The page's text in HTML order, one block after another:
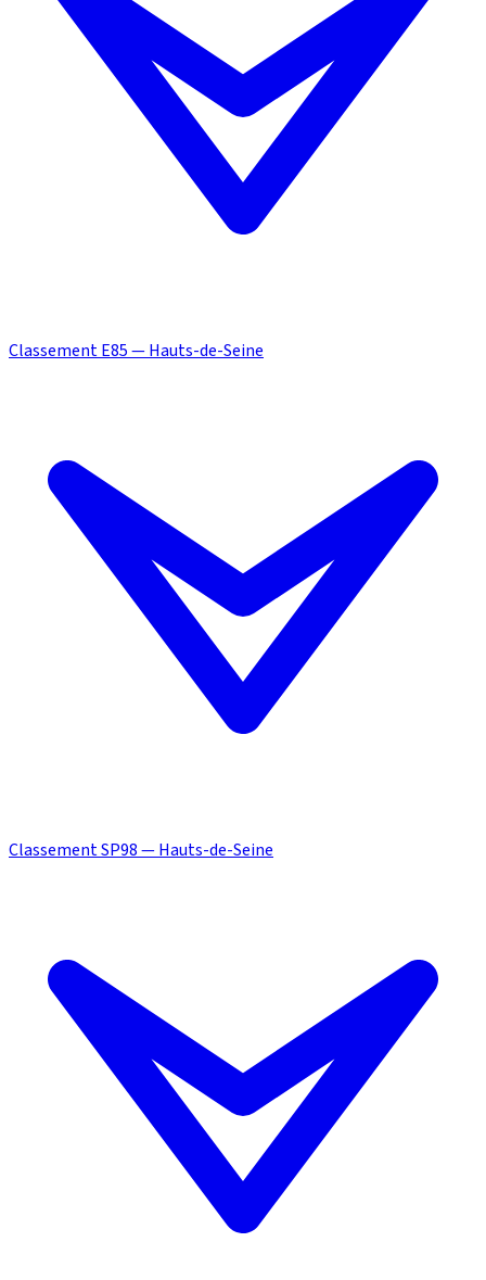
Classement E85 — Hauts-de-Seine
Classement SP98 — Hauts-de-Seine